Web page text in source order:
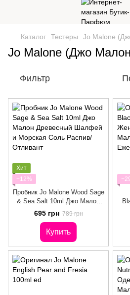
Каталог Тестеры Jo Malone
Jo Malone (Джо
Фильтр
Хит
−12%
Пробник Jo Malone Wood Sage
& Sea Salt 10ml Джо Малон
Древесный Шалфей и
Морская Соль Распив/
Отливант
695 грн 789 грн
Купить